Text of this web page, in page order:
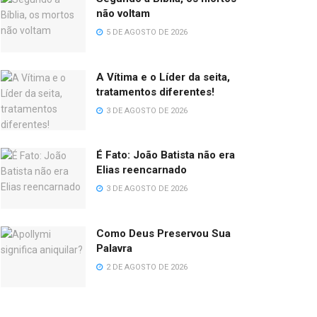
não voltam
5 DE AGOSTO DE 2026
A Vítima e o Líder da seita,
tratamentos diferentes!
3 DE AGOSTO DE 2026
É Fato: João Batista não era
Elias reencarnado
3 DE AGOSTO DE 2026
Como Deus Preservou Sua
Palavra
2 DE AGOSTO DE 2026